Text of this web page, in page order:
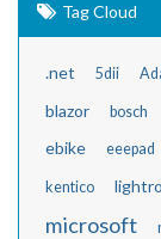
Tag Cloud
.net 5dii
blazor bosch
ebike eeepad
kentico
microsoft